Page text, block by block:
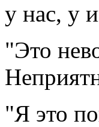
у нас, у
"Это
"Я это